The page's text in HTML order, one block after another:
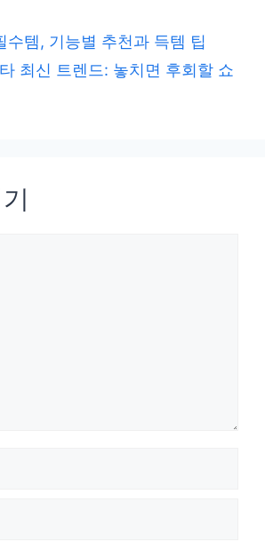
수템, 기능별 추천과 득템 팁
최신 트렌드: 놓치면 후회할 쇼